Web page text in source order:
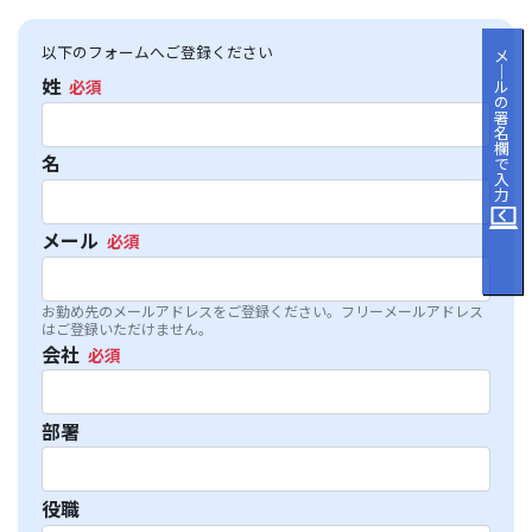
メ
｜
ル
の
署
名
欄
で
入
力
以下のフォームへご登録ください
姓
名
メール
お勤め先のメールアドレスをご登録ください。フリーメールアドレス
はご登録いただけません。
会社
部署
役職